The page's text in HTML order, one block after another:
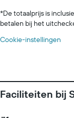
*De totaalprijs is
betalen bij het
Cookie-instellingen
Faciliteiten bij